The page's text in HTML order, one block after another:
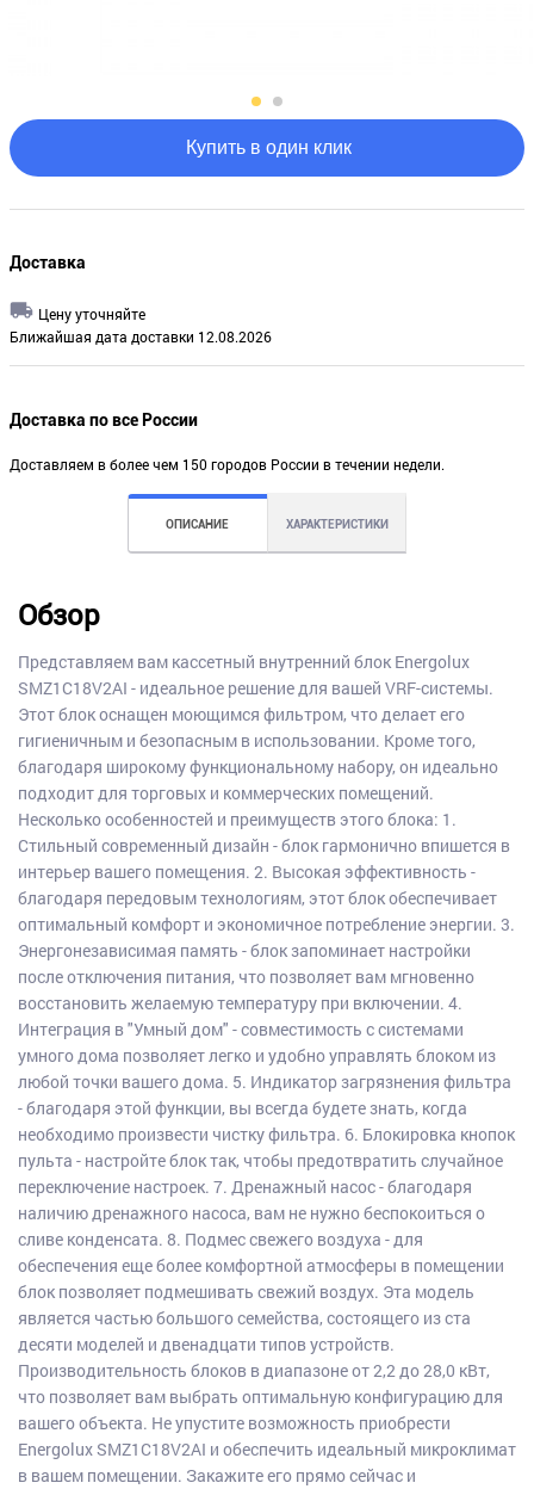
Купить в один клик
Доставка
Цену уточняйте
Ближайшая дата доставки 12.08.2026
Доставка по все России
Доставляем в более чем 150 городов России в течении недели.
ОПИСАНИЕ ХАРАКТЕРИСТИКИ
Обзор
Представляем вам кассетный внутренний блок Energolux
SMZ1C18V2AI - идеальное решение для вашей VRF-системы.
Этот блок оснащен моющимся фильтром, что делает его
гигиеничным и безопасным в использовании. Кроме того,
благодаря широкому функциональному набору, он идеально
подходит для торговых и коммерческих помещений.
Несколько особенностей и преимуществ этого блока: 1.
Стильный современный дизайн - блок гармонично впишется в
интерьер вашего помещения. 2. Высокая эффективность -
благодаря передовым технологиям, этот блок обеспечивает
оптимальный комфорт и экономичное потребление энергии. 3.
Энергонезависимая память - блок запоминает настройки
после отключения питания, что позволяет вам мгновенно
восстановить желаемую температуру при включении. 4.
Интеграция в "Умный дом" - совместимость с системами
умного дома позволяет легко и удобно управлять блоком из
любой точки вашего дома. 5. Индикатор загрязнения фильтра
- благодаря этой функции, вы всегда будете знать, когда
необходимо произвести чистку фильтра. 6. Блокировка кнопок
пульта - настройте блок так, чтобы предотвратить случайное
переключение настроек. 7. Дренажный насос - благодаря
наличию дренажного насоса, вам не нужно беспокоиться о
сливе конденсата. 8. Подмес свежего воздуха - для
обеспечения еще более комфортной атмосферы в помещении
блок позволяет подмешивать свежий воздух. Эта модель
является частью большого семейства, состоящего из ста
десяти моделей и двенадцати типов устройств.
Производительность блоков в диапазоне от 2,2 до 28,0 кВт,
что позволяет вам выбрать оптимальную конфигурацию для
вашего объекта. Не упустите возможность приобрести
Energolux SMZ1C18V2AI и обеспечить идеальный микроклимат
в вашем помещении. Закажите его прямо сейчас и